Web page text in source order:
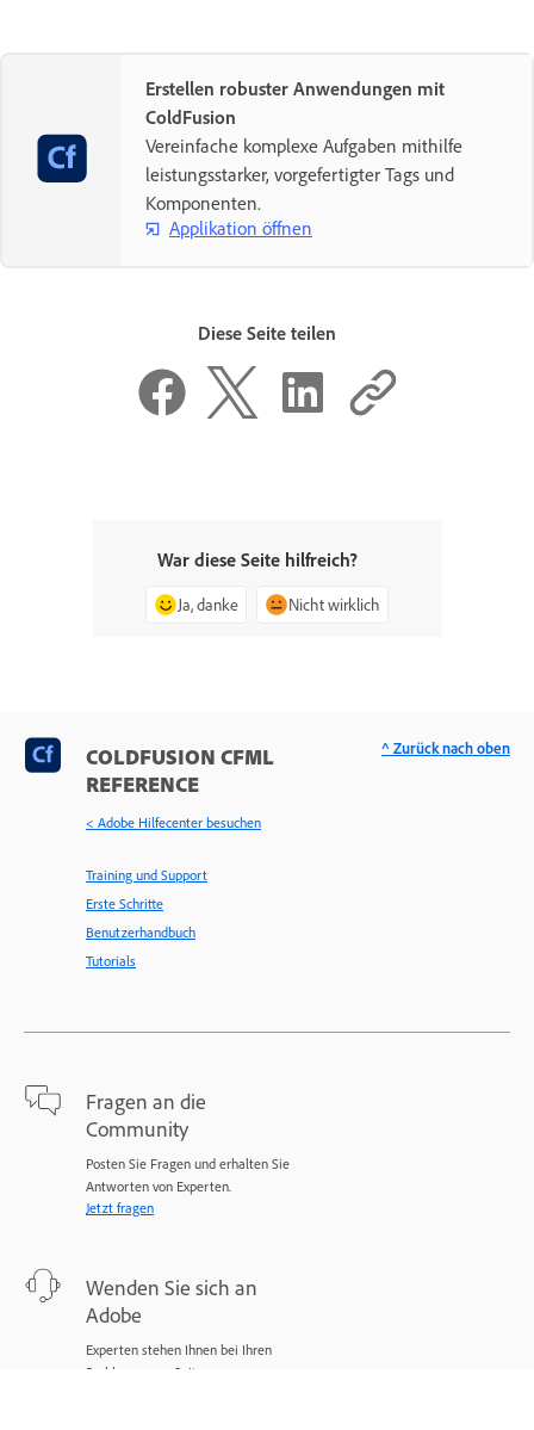
Erstellen robuster Anwendungen mit
ColdFusion
Vereinfache komplexe Aufgaben mithilfe
leistungsstarker, vorgefertigter Tags und
Komponenten.
Applikation öffnen
Diese Seite teilen
War diese Seite hilfreich?
Ja, danke Nicht wirklich
COLDFUSION CFML
REFERENCE
< Adobe Hilfecenter besuchen
Training und Support
Erste Schritte
Benutzerhandbuch
Tutorials
Fragen an die
Community
Posten Sie Fragen und erhalten Sie
Antworten von Experten.
Jetzt fragen
Wenden Sie sich an
Adobe
Experten stehen Ihnen bei Ihren
Problemen zur Seite.
^ Zurück nach oben